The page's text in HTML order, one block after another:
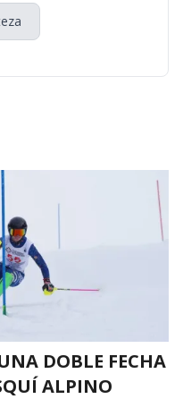
DOBLE FECHA
ALPINO